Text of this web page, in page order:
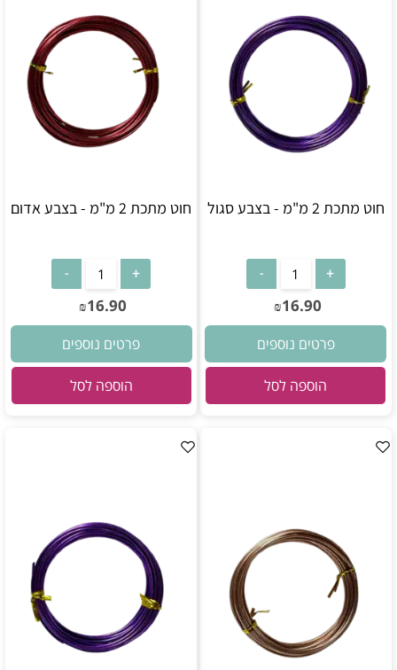
חוט מתכת 2 מ"מ - בצבע סגול
₪16.90
פרטים נוספים
הוספה לסל
חוט מתכת 2 מ"מ - בצבע אדום
₪16.90
פרטים נוספים
הוספה לסל